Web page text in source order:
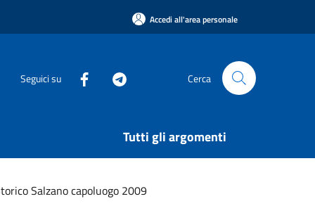
Accedi all'area personale
Seguici su Cerca
Tutti gli argomenti
Salzano capoluogo 2009